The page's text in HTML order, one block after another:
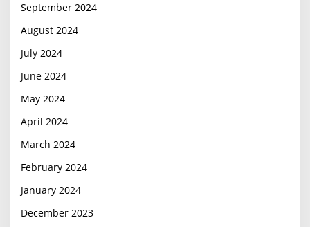
September 2024
August 2024
July 2024
June 2024
May 2024
April 2024
March 2024
February 2024
January 2024
December 2023